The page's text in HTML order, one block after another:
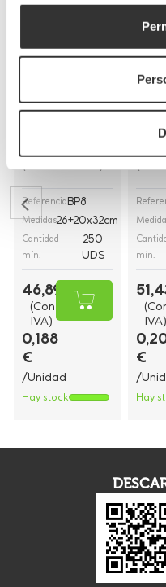
Bolsas de papel
ReferenciaBP8
Medidas26+20x32cm
Cantidad
mín.
250
UDS
46,89 €
(Con
IVA)
0,188
€
/Unidad
Hay stock
mín.
IVA)
€
/
Hay